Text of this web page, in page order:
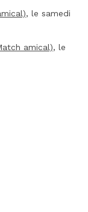
, le samedi
amical), le